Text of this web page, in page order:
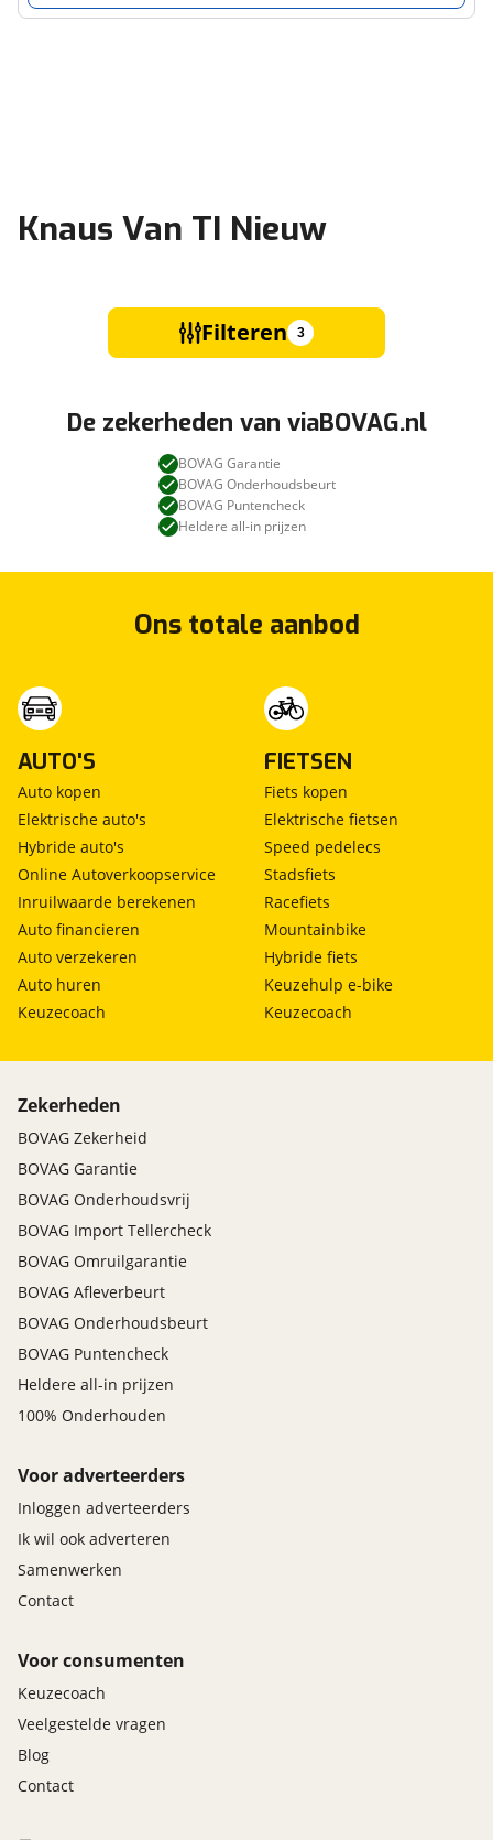
Knaus Van TI Nieuw
Filteren 3
De zekerheden van viaBOVAG.nl
BOVAG Garantie
BOVAG Onderhoudsbeurt
BOVAG Puntencheck
Heldere all-in prijzen
Ons totale aanbod
AUTO'S
Auto kopen
Elektrische auto's
Hybride auto's
Online Autoverkoopservice
Inruilwaarde berekenen
Auto financieren
Auto verzekeren
Auto huren
Keuzecoach
FIETSEN
Fiets kopen
Elektrische fietsen
Speed pedelecs
Stadsfiets
Racefiets
Mountainbike
Hybride fiets
Keuzehulp e-bike
Keuzecoach
Zekerheden
BOVAG Zekerheid
BOVAG Garantie
BOVAG Onderhoudsvrij
BOVAG Import Tellercheck
BOVAG Omruilgarantie
BOVAG Afleverbeurt
BOVAG Onderhoudsbeurt
BOVAG Puntencheck
Heldere all-in prijzen
100% Onderhouden
Voor adverteerders
Inloggen adverteerders
Ik wil ook adverteren
Samenwerken
Contact
Voor consumenten
Keuzecoach
Veelgestelde vragen
Blog
Contact